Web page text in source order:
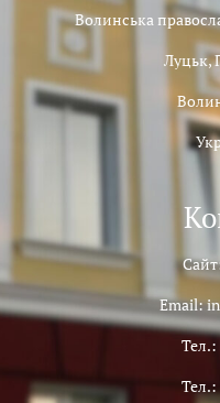
Волинська
Луцьк,
Email:
Тел.:
Тел.: